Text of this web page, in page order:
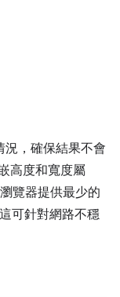
況，確保結果不會
高度和寬度屬
覽器提供最少的
可針對網路不穩